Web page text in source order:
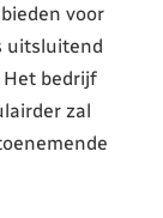
voor
uitsluitend
Het bedrijf
zal